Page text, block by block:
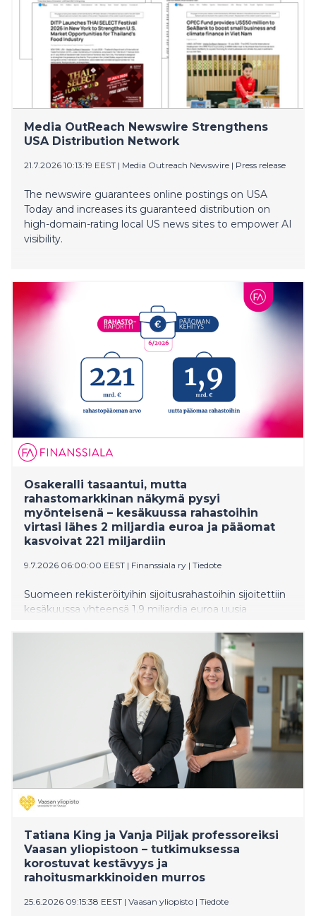
Media OutReach Newswire Strengthens
USA Distribution Network
21.7.2026 10:13:19 EEST | Media Outreach Newswire | Press release
The newswire guarantees online postings on USA
Today and increases its guaranteed distribution on
high-domain-rating local US news sites to empower AI
visibility.
Osakeralli tasaantui, mutta
rahastomarkkinan näkymä pysyi
myönteisenä – kesäkuussa rahastoihin
virtasi lähes 2 miljardia euroa ja pääomat
kasvoivat 221 miljardiin
9.7.2026 06:00:00 EEST | Finanssiala ry | Tiedote
Suomeen rekisteröityihin sijoitusrahastoihin sijoitettiin
kesäkuussa yhteensä 1,9 miljardia euroa uusia
myös myönteinen markkinakehitys. Yhteenlaskettu
rahastopääoman arvo oli kuukauden lopussa 221
Tatiana King ja Vanja Piljak professoreiksi
Vaasan yliopistoon – tutkimuksessa
korostuvat kestävyys ja
rahoitusmarkkinoiden murros
25.6.2026 09:15:38 EEST | Vaasan yliopisto | Tiedote